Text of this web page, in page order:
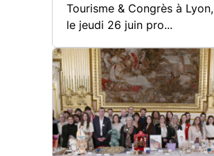
Tourisme & Congrès à Lyon,
le jeudi 26 juin pro...